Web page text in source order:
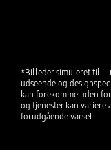
*Billeder simuleret til
udseende og
kan forekomme uden
og tjenester kan
forudgående varsel.